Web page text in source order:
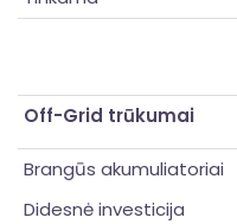
Off-Grid trūkumai
Brangūs akumuliatoriai
Didesnė investicija